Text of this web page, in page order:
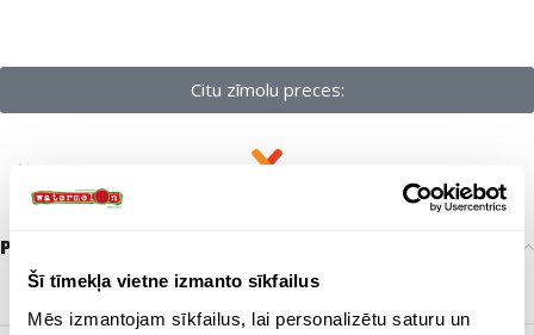
Šī tīmekļa vietne izmanto sīkfailus
Mēs izmantojam sīkfailus, lai personalizētu saturu un
Citu zīmolu preces:
Papildu informācija
ZĪMOLS